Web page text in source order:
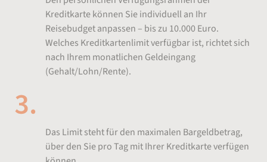
Kreditkarte können Sie individuell an Ihr
Reisebudget anpassen – bis zu 10.000 Euro.
Welches Kreditkartenlimit verfügbar ist, richtet sich
nach Ihrem monatlichen Geldeingang
(Gehalt/Lohn/Rente).
Das Limit steht für den maximalen Bargeldbetrag,
über den Sie pro Tag mit Ihrer Kreditkarte verfügen